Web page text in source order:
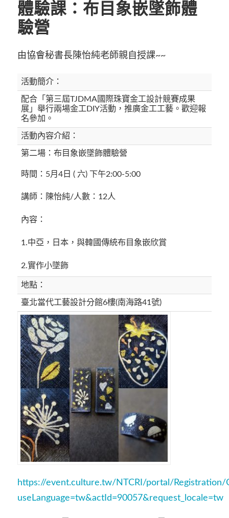
體驗課：布目象嵌墜飾體
驗營
由協會秘書長陳怡純老師親自授課~~
活動簡介：
配合「第三屆TJDMA國際珠寶金工設計競賽成果
展」舉行兩場金工DIY活動，推廣金工工藝。歡迎報
名參加。
活動內容介紹：
第二場：布目象嵌墜飾體驗營
時間：5月4日 ( 六) 下午2:00-5:00
講師：陳怡純/人數：12人
內容：
1.中亞，日本，與韓國傳統布目象嵌欣賞
2.實作小墜飾
地點：
臺北當代工藝設計分館6樓(南海路41號)
https://event.culture.tw/NTCRI/portal/Registration/
useLanguage=tw&actId=90057&request_locale=tw